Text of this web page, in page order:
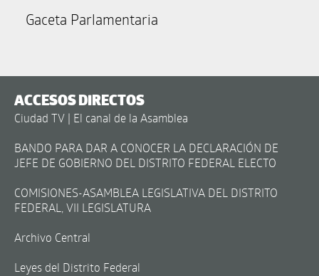
Gaceta Parlamentaria
ACCESOS DIRECTOS
Ciudad TV | El canal de la Asamblea
BANDO PARA DAR A CONOCER LA DECLARACIÓN DE
JEFE DE GOBIERNO DEL DISTRITO FEDERAL ELECTO
COMISIONES-ASAMBLEA LEGISLATIVA DEL DISTRITO
FEDERAL, VII LEGISLATURA
Archivo Central
Leyes del Distrito Federal